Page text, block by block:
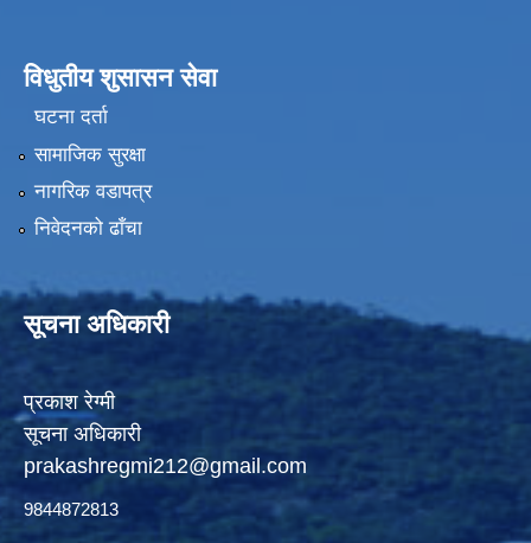
विधुतीय शुसासन सेवा
घटना दर्ता
सामाजिक सुरक्षा
नागरिक वडापत्र
निवेदनको ढाँचा
सूचना अधिकारी
प्रकाश रेग्मी
सूचना अधिकारी
prakashregmi212@gmail.com
9844872813